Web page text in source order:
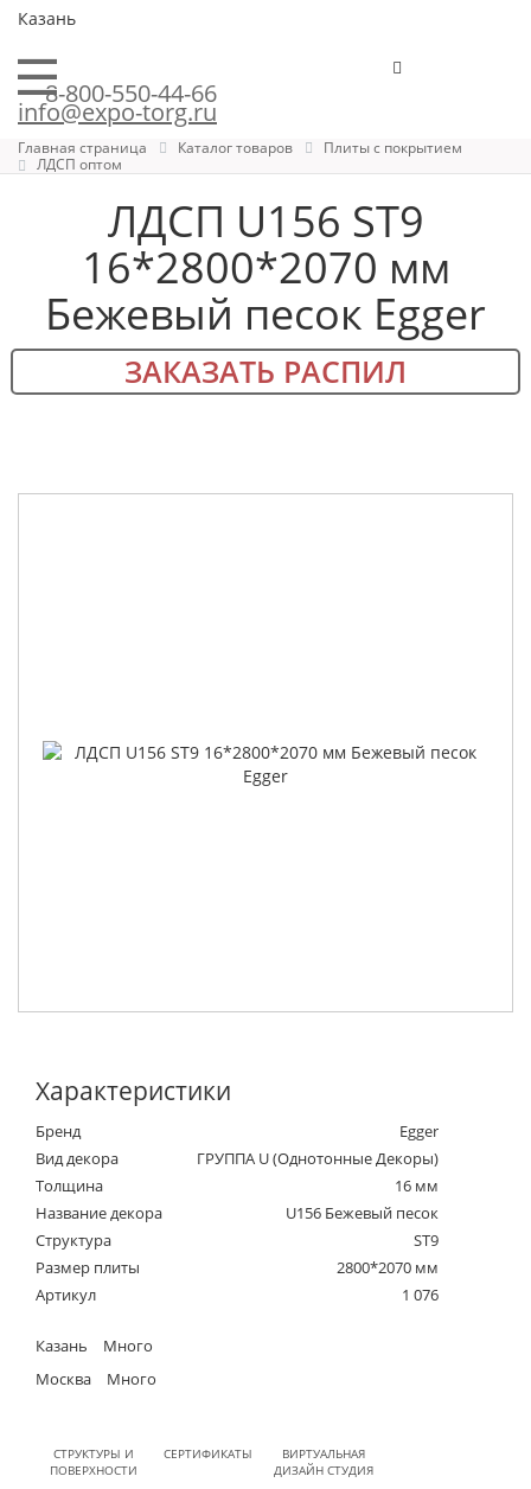
Казань
8-800-550-44-66
info@expo-torg.ru
Главная страница Каталог товаров
Плиты с покрытием
ЛДСП оптом
ЛДСП U156 ST9
16*2800*2070 мм
Бежевый песок Egger
ЗАКАЗАТЬ РАСПИЛ
Характеристики
Бренд
Egger
Вид декора
ГРУППА U (Однотонные Декоры)
Толщина
16 мм
Название декора
U156 Бежевый песок
Структура
ST9
Размер плиты
2800*2070 мм
Артикул
1 076
Казань
Много
Москва
Много
СТРУКТУРЫ И
ПОВЕРХНОСТИ
СЕРТИФИКАТЫ
ВИРТУАЛЬНАЯ
ДИЗАЙН СТУДИЯ